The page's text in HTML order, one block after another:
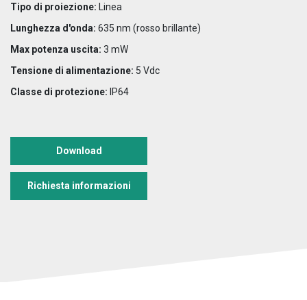
Tipo di proiezione: Linea
Lunghezza d'onda: 635 nm (rosso brillante)
Max potenza uscita: 3 mW
Tensione di alimentazione: 5 Vdc
Classe di protezione: IP64
Download
Richiesta informazioni